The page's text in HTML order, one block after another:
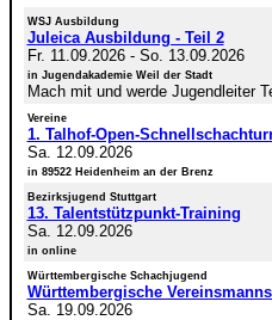
WSJ Ausbildung
Juleica Ausbildung - Teil 2
Fr. 11.09.2026- So. 13.09.2026
in Jugendakademie Weil der Stadt
Mach mit und werde Jugendleiter
Vereine
1. Talhof-Open-
Sa. 12.09.2026
in 89522 Heidenheim an der Brenz
Bezirksjugend Stuttgart
13. Talentstützpunkt-Training
Sa. 12.09.2026
in online
Württembergische Schachjugend
Württembergische
Sa. 19.09.2026